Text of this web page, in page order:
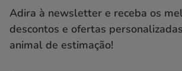
Adira à newsletter e receba os
descontos e ofertas
animal de estimação!